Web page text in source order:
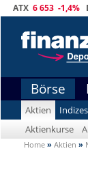
ATX 6 653 -1,4%
Börse
Aktien Indizes
Aktienkurse
Home » Aktien »